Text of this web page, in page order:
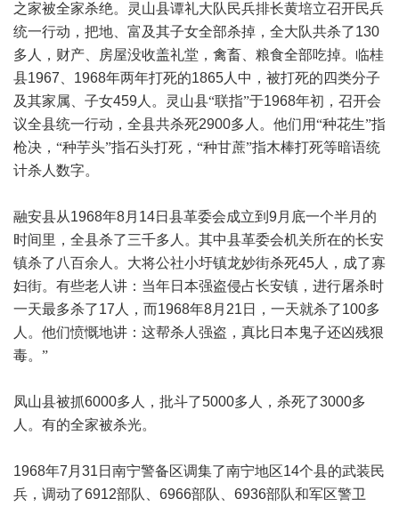
之家被全家杀绝。灵山县谭礼大队民兵排长黄培立召开民兵
统一行动，把地、富及其子女全部杀掉，全大队共杀了130
多人，财产、房屋没收盖礼堂，禽畜、粮食全部吃掉。临桂
县1967 1968年两年打死的1865 人中，被打死的四类分子
及其家属、子女459 人。灵山县“联指”于1968年初，召开会
议全县统一行动，全县共杀死2900多人。他们用“种花生”指
枪决，“种芋头”指石头打死，“种甘蔗”指木棒打死等暗语统
计杀人数字。
融安县从1968年8月 14日县革委会成立到 9月底一个半月的
时间里，全县杀了三千多人。其中县革委会机关所在的长安
镇杀了八百余人。大将公社小圩镇龙妙街杀死45 人，成了寡
妇街。有些老人讲：当年日本强盗侵占长安镇，进行屠杀时
一天最多杀了17 人，而1968年8月 21 日，一天就杀了100多
人。他们愤慨地讲：这帮杀人强盗，真比日本鬼子还凶残狠
毒。”
凤山县被抓6000多人，批斗了5000多人，杀死了3000多
人。有的全家被杀光。
1968年7 月 31 日南宁警备区调集了南宁地区14个县的武装民
兵，调动了6912部队、 6966部队、 6936部队和军区警卫